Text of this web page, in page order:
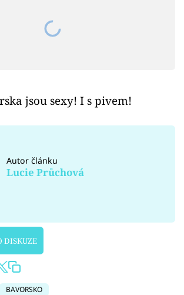
jsou sexy! I s pivem!
Autor článku
Lucie Průchová
DISKUZE
BAVORSKO